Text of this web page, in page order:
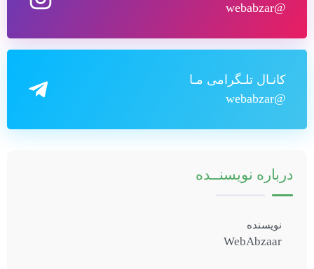
@webabzar
کانـال تلـگرامی مـا
@webabzar
درباره نویسنــده
نویسنده
WebAbzaar